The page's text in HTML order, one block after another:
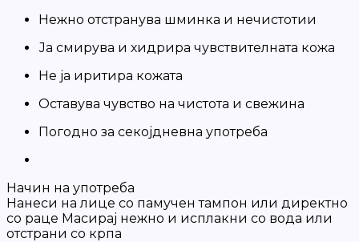
Нежно отстранува шминка и нечистотии
Ја смирува и хидрира чувствителната кожа
Не ја иритира кожата
Оставува чувство на чистота и свежина
Погодно за секојдневна употреба
Начин на употреба
Нанеси на лице со памучен тампон или директно
со раце Масирај нежно и исплакни со вода или
отстрани со крпа